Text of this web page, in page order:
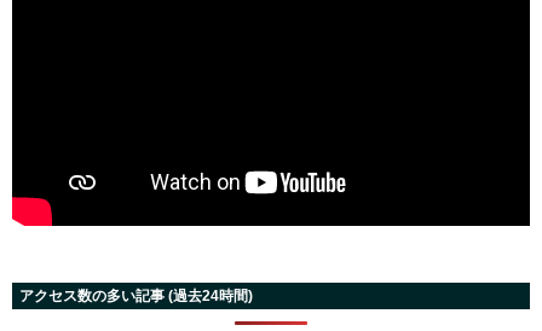
アクセス数の多い記事 (過去24時間)